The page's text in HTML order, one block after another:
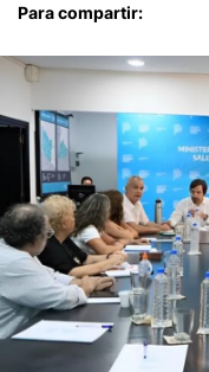
Para compartir: